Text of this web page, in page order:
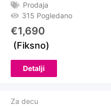
Prodaja
315 Pogledano
€1,690
(Fiksno)
Detalji
Za decu